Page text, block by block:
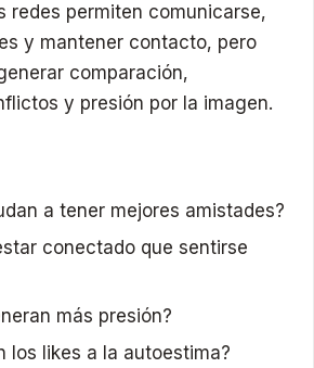
redes permiten comunicarse,
y mantener contacto, pero
comparación,
y presión por la imagen.
a tener mejores amistades?
conectado que sentirse
más presión?
los likes a la autoestima?